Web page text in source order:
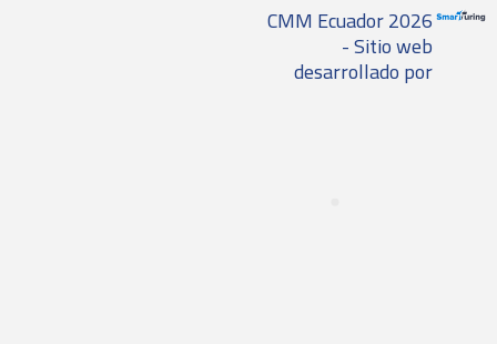
CMM Ecuador 2026
- Sitio web
desarrollado por